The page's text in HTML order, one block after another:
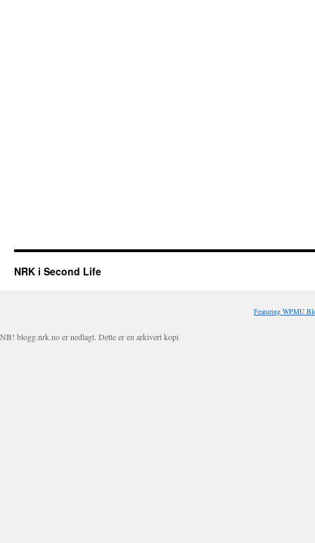
NRK i Second Life
Featuring WPMU
NB! blogg.nrk.no er nedlagt. Dette er en arkivert kopi